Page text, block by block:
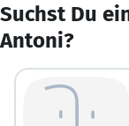
Suchst Du
Antoni?